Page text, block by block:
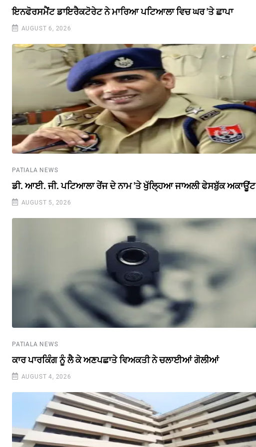
ਇਨਫੋਰਸਮੈਂਟ ਡਾਇਰੈਕਟੋਰੇਟ ਨੇ ਮਾਰਿਆ ਪਟਿਆਲਾ ਵਿਚ ਘਰ 'ਤੇ ਛਾਪਾ
AUGUST 6, 2026
PATIALA NEWS
ਡੀ. ਆਈ. ਜੀ. ਪਟਿਆਲਾ ਰੇਂਜ ਦੇ ਨਾਮ 'ਤੇ ਖੁੱਲ੍ਹਿਆ ਜਾਅਲੀ ਫੇਸਬੁੱਕ ਅਕਾਊਂਟ
AUGUST 5, 2026
PATIALA NEWS
ਕਾਰ ਪਾਰਕਿੰਗ ਨੂੰ ਲੈ ਕੇ ਅਣਪਛਾਤੇ ਵਿਅਕਤੀ ਨੇ ਚਲਾਈਆਂ ਗੋਲੀਆਂ
AUGUST 4, 2026